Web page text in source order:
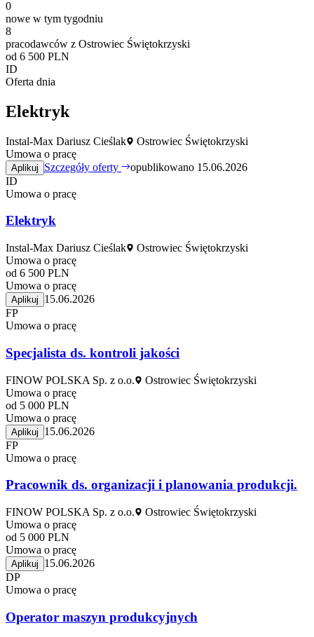
0
nowe w tym tygodniu
8
pracodawców z Ostrowiec Świętokrzyski
od 6 500 PLN
ID
Oferta dnia
Elektryk
Instal-Max Dariusz Cieślak
Ostrowiec Świętokrzyski
Umowa o pracę
Aplikuj Szczegóły oferty
opublikowano 15.06.2026
ID
Umowa o pracę
Elektryk
Instal-Max Dariusz Cieślak
Ostrowiec Świętokrzyski
Umowa o pracę
od 6 500 PLN
Umowa o pracę
Aplikuj
15.06.2026
FP
Umowa o pracę
Specjalista ds. kontroli jakości
FINOW POLSKA Sp. z o.o.
Ostrowiec Świętokrzyski
Umowa o pracę
od 5 000 PLN
Umowa o pracę
Aplikuj
15.06.2026
FP
Umowa o pracę
Pracownik ds. organizacji i planowania produkcji.
FINOW POLSKA Sp. z o.o.
Ostrowiec Świętokrzyski
Umowa o pracę
od 5 000 PLN
Umowa o pracę
Aplikuj
15.06.2026
DP
Umowa o pracę
Operator maszyn produkcyjnych